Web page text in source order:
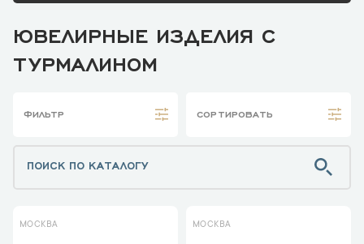
ЮВЕЛИРНЫЕ ИЗДЕЛИЯ С
ТУРМАЛИНОМ
ФИЛЬТР СОРТИРОВАТЬ
МОСКВА МОСКВА